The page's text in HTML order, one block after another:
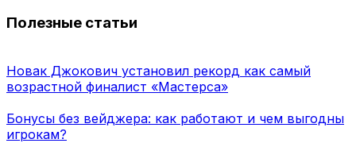
Полезные статьи
Новак Джокович установил рекорд как самый
возрастной финалист «Мастерса»
Бонусы без вейджера: как работают и чем выгодны
игрокам?